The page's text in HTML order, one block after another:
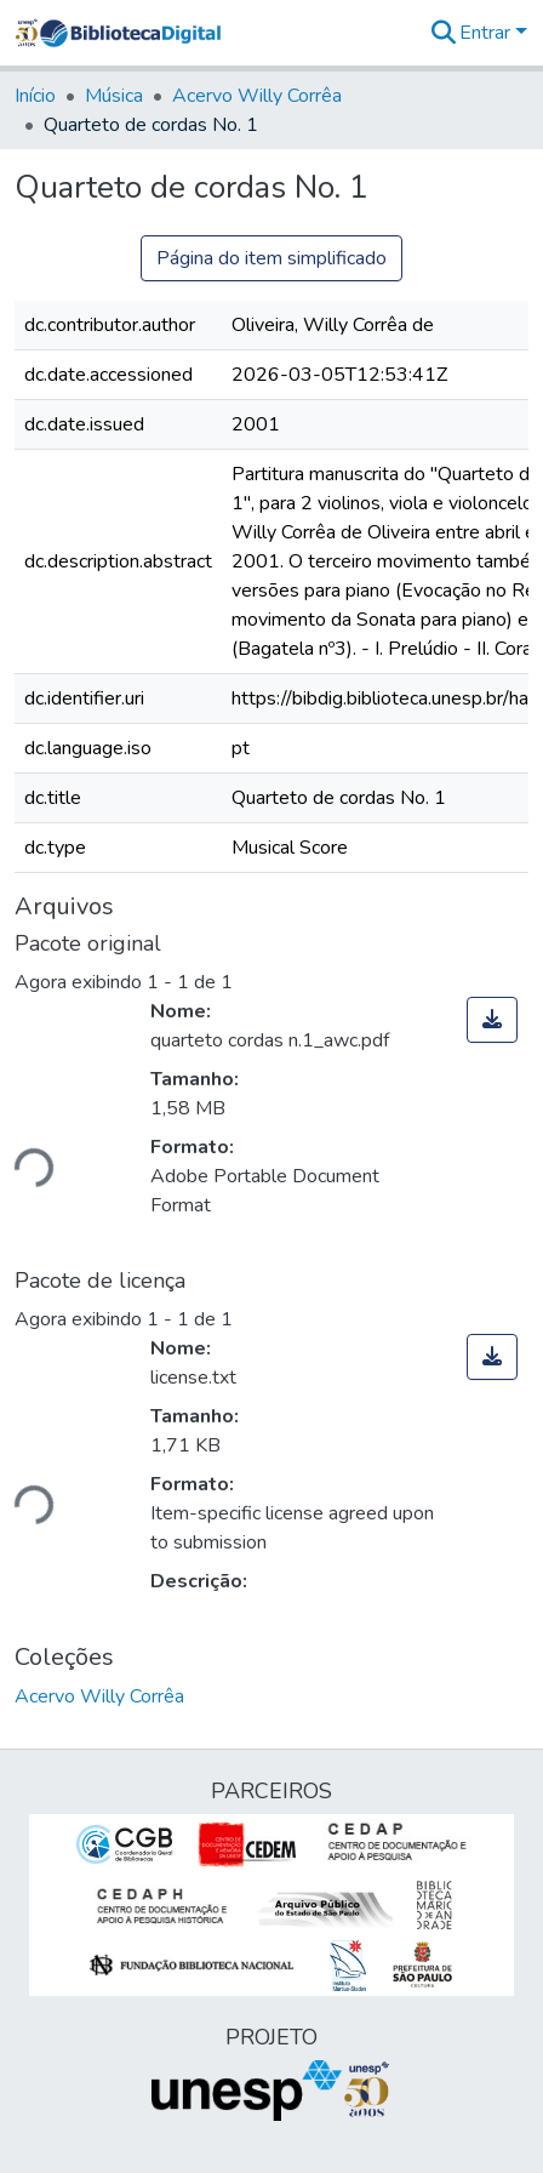
&
Coleções
Tudo na
Digital
Entrar
Início Música
Acervo Willy Corrêa
Quarteto de cordas No. 1
Quarteto de cordas No. 1
Página do item simplificado
dc.contributor.author
Oliveira, Willy Corrêa de
dc.date.accessioned
2026-03-05T12:53:41Z
dc.date.issued
2001
dc.description.abstract
Partitura manuscrita do "Quarteto
1", para 2 violinos, viola e
Willy Corrêa de Oliveira entre abril e
2001. O terceiro movimento
versões para piano (Evocação no
movimento da Sonata para piano) e
(Bagatela nº3). - I. Prelúdio - II.
dc.identifier.uri
https://bibdig.biblioteca.unesp.br/
dc.language.iso
pt
dc.title
Quarteto de cordas No. 1
dc.type
Musical Score
Arquivos
Pacote original
Agora exibindo 1 - 1 de 1
Nome:
quarteto cordas n.1_awc.pdf
Tamanho:
1,58 MB
Formato:
Adobe Portable Document
Format
Pacote de licença
Agora exibindo 1 - 1 de 1
Nome:
license.txt
Tamanho:
1,71 KB
Formato:
Item-specific license agreed upon
to submission
Descrição:
Coleções
Acervo Willy Corrêa
PARCEIROS
PROJETO